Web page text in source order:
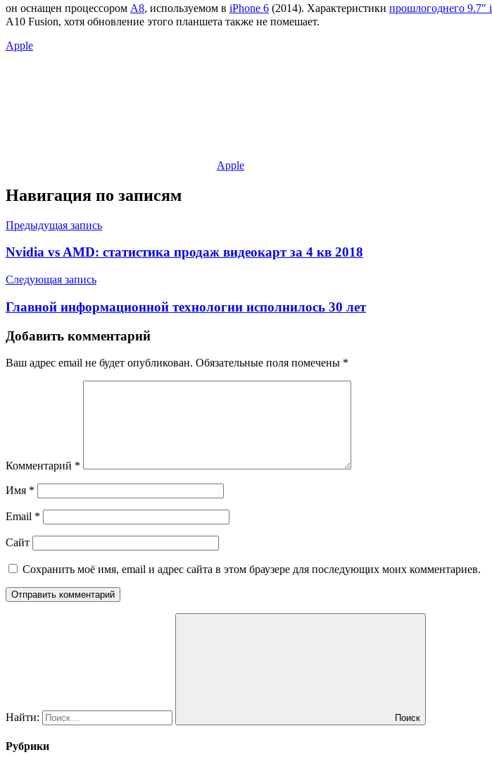
он оснащен процессором A8, используемом в iPhone 6 (2014). Характеристики прошлогоднего 9.7″
A10 Fusion, хотя обновление этого планшета также не помешает.
Apple
Apple
Навигация по записям
Предыдущая запись
Nvidia vs AMD: статистика продаж видеокарт за 4 кв 2018
Следующая запись
Главной информационной технологии исполнилось 30 лет
Добавить комментарий
Ваш адрес email не будет опубликован. Обязательные поля помечены *
Комментарий *
Имя *
Email *
Сайт
Сохранить моё имя, email и адрес сайта в этом браузере для последующих моих комментариев.
Найти: Поиск
Рубрики